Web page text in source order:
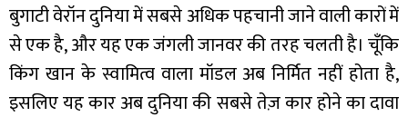
बुगाटी वेरॉन दुनिया में सबसे अधिक पहचानी जाने वाली कारों में
से एक है, और यह एक जंगली जानवर की तरह चलती है। चूँकि
किंग खान के स्वामित्व वाला मॉडल अब निर्मित नहीं होता है,
इसलिए यह कार अब दुनिया की सबसे तेज़ कार होने का दावा